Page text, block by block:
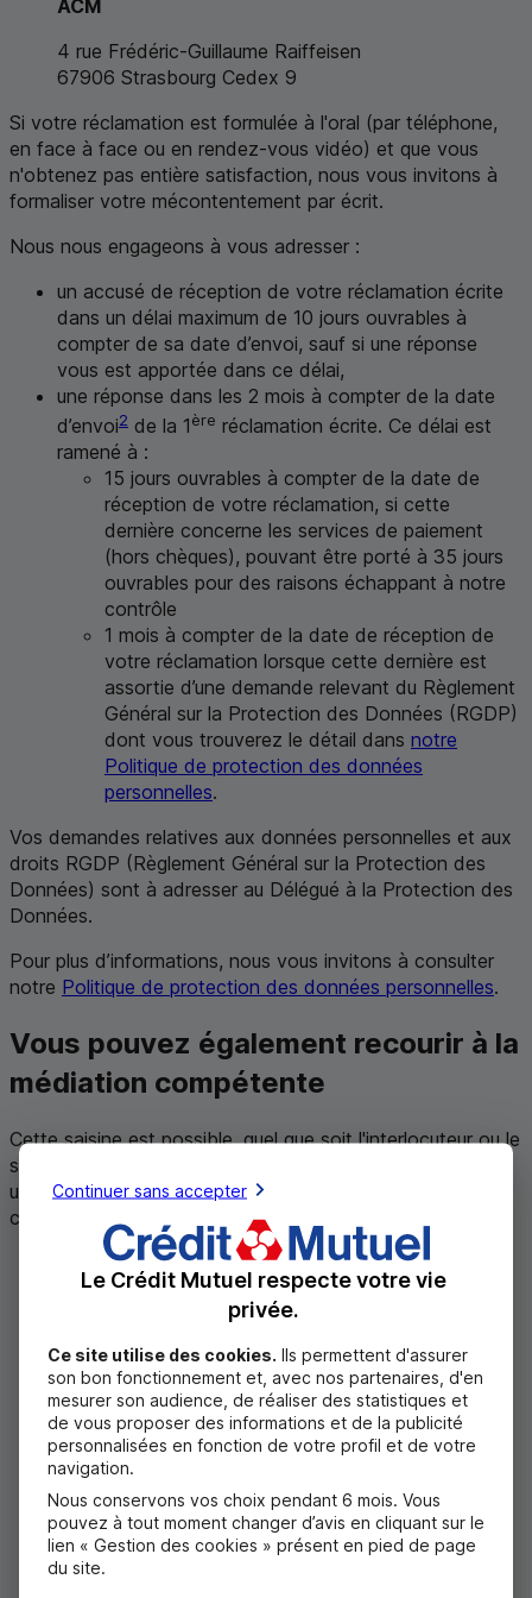
ACM
4 rue Frédéric-Guillaume Raiffeisen
67906 Strasbourg Cedex 9
Si votre réclamation est formulée à l'oral (par téléphone,
en face à face ou en rendez-vous vidéo) et que vous
n'obtenez pas entière satisfaction, nous vous invitons à
formaliser votre mécontentement par écrit.
Nous nous engageons à vous adresser :
un accusé de réception de votre réclamation écrite
dans un délai maximum de 10 jours ouvrables à
compter de sa date d’envoi, sauf si une réponse
vous est apportée dans ce délai,
une réponse dans les 2 mois à compter de la date
d’envoi2 de la 1ère réclamation écrite. Ce délai est
ramené à :
15 jours ouvrables à compter de la date de
réception de votre réclamation, si cette
dernière concerne les services de paiement
(hors chèques), pouvant être porté à 35 jours
ouvrables pour des raisons échappant à notre
contrôle
1 mois à compter de la date de réception de
votre réclamation lorsque cette dernière est
assortie d’une demande relevant du Règlement
Général sur la Protection des Données (RGDP)
dont vous trouverez le détail dans notre
Politique de protection des données
personnelles.
Vos demandes relatives aux données personnelles et aux
droits RGDP (Règlement Général sur la Protection des
Données) sont à adresser au Délégué à la Protection des
Données.
Pour plus d’informations, nous vous invitons à consulter
notre Politique de protection des données personnelles.
Vous pouvez également recourir à la
médiation compétente
Cette saisine est possible, quel que soit l'interlocuteur ou le
service auprès duquel votre réclamation a été formulée et
uniquement pour les litiges entrant dans son champ de
compétence :
sans délai en cas de désaccord avec la réponse
apportée à votre réclamation,
ou si aucune réponse ne vous a été apportée, dans
un délai de :
15 jours ouvrables pour toutes réclamations
portant sur les services de paiement (hors
chèques) sauf si la banque vous a informé d’un
délai complémentaire qui ne pourra pas
dépasser 35 jours ouvrables suivant la
réception de la réclamation,
ou 2 mois après l’envoi de votre première
réclamation écrite pour toutes les autres
Continuer sans accepter
Le Crédit Mutuel respecte votre vie
privée.
Ce site utilise des cookies. Ils permettent d'assurer
son bon fonctionnement et, avec nos partenaires, d'en
mesurer son audience, de réaliser des statistiques et
de vous proposer des informations et de la publicité
personnalisées en fonction de votre profil et de votre
navigation.
Nous conservons vos choix pendant 6 mois. Vous
pouvez à tout moment changer d’avis en cliquant sur le
lien « Gestion des cookies » présent en pied de page
du site.